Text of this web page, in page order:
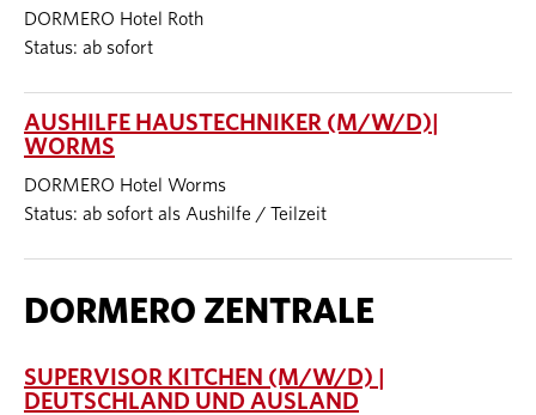
DORMERO Hotel Roth
Status: ab sofort
AUSHILFE HAUSTECHNIKER (M/W/D)|
WORMS
DORMERO Hotel Worms
Status: ab sofort als Aushilfe / Teilzeit
DORMERO ZENTRALE
SUPERVISOR KITCHEN (M/W/D) |
DEUTSCHLAND UND AUSLAND